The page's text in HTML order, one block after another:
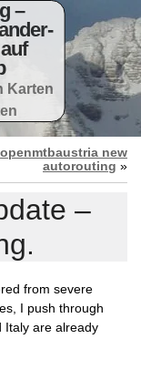
–
Karten
openmtbaustria new
autorouting »
–
from severe
I push through
Italy are already